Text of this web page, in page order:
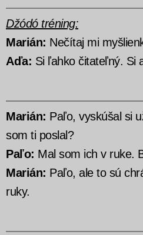
Džódó tréning:
Marián: Nečítaj mi
Aďa: Si ľahko čitateľný. Si
Marián: Paľo, vyskúšal si
som ti poslal?
Paľo: Mal som ich v ruke.
Marián: Paľo, ale to sú
ruky.